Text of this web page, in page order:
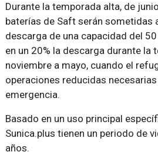
Durante la temporada alta, de
baterías de Saft serán sometidas
descarga de una capacidad del
en un 20% la descarga durante la
noviembre a mayo, cuando el
operaciones reducidas
emergencia.
Basado en un uso principal
Sunica.plus tienen un periodo de
años.